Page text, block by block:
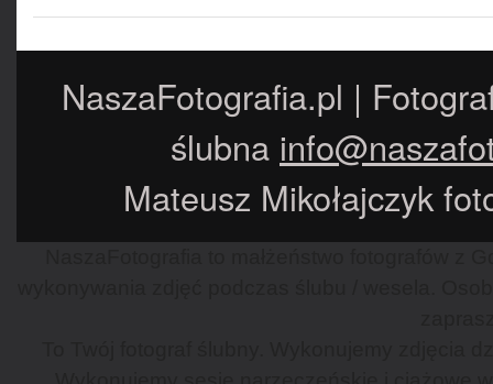
NaszaFotografia.pl |
ślubna
Mateusz Mikołajczyk